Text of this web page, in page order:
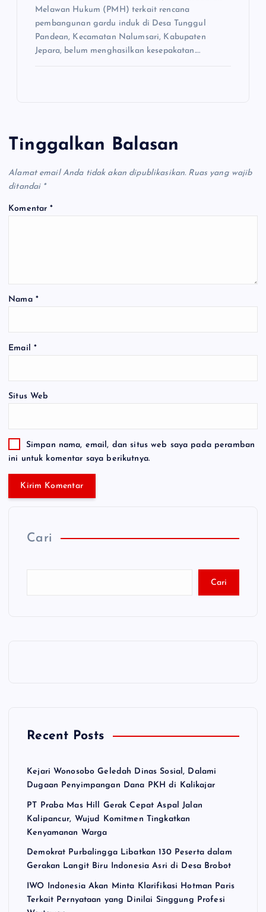
Melawan Hukum (PMH) terkait rencana
pembangunan gardu induk di Desa Tunggul
Pandean, Kecamatan Nalumsari, Kabupaten
Jepara, belum menghasilkan kesepakatan.…
Tinggalkan Balasan
Alamat email Anda tidak akan dipublikasikan. Ruas yang wajib
ditandai *
Komentar*
Nama *
Email *
Situs Web
Simpan nama, email, dan situs web saya pada peramban
ini untuk komentar saya berikutnya.
Cari
Cari
Recent Posts
Kejari Wonosobo Geledah Dinas Sosial, Dalami
Dugaan Penyimpangan Dana PKH di Kalikajar
PT Praba Mas Hill Gerak Cepat Aspal Jalan
Kalipancur, Wujud Komitmen Tingkatkan
Kenyamanan Warga
Demokrat Purbalingga Libatkan 130 Peserta dalam
Gerakan Langit Biru Indonesia Asri di Desa Brobot
IWO Indonesia Akan Minta Klarifikasi Hotman Paris
Terkait Pernyataan yang Dinilai Singgung Profesi